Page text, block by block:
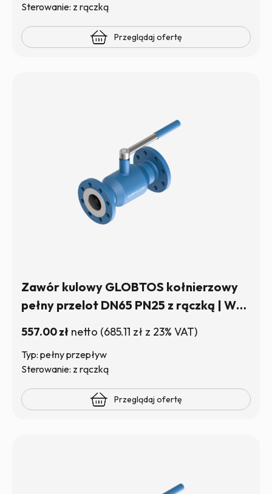
Sterowanie: z rączką
Przeglądaj ofertę
Zawór kulowy GLOBTOS kołnierzowy
pełny przelot DN65 PN25 z rączką | W
557.00zł netto (685.11 zł z 23% VAT)
Typ: pełny przepływ
Sterowanie: z rączką
Przeglądaj ofertę